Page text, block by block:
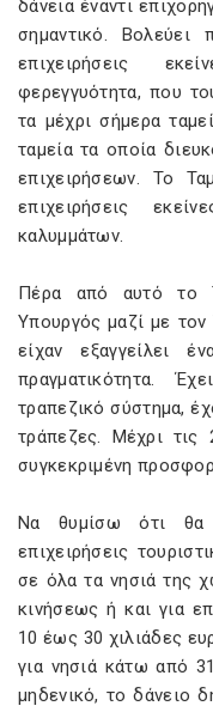
δάνεια έναντι
σημαντικό. Βολεύει
επιχειρήσεις
φερεγγυότητα, που
τα μέχρι σήμερα
ταμεία τα οποία
επιχειρήσεων. Το
επιχειρήσεις
καλυμμάτων.
Πέρα από αυτό το
Υπουργός μαζί με
είχαν εξαγγείλει
πραγματικότητα.
τραπεζικό σύστημα,
τράπεζες. Μέχρι τις
συγκεκριμένη
Να θυμίσω ότι θα
επιχειρήσεις
σε όλα τα νησιά της
κινήσεως ή και για
10 έως 30 χιλιάδες
για νησιά κάτω από
μηδενικό, το δάνειο